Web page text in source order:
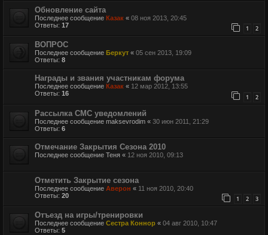
Обновление сайта
Последнее сообщение Казак « 08 ноя 2013, 20:45
Ответы: 17 1 2
ВОПРОС
Последнее сообщение Беркут « 05 сен 2013, 19:09
Ответы: 8
Награды и звания участникам форума
Последнее сообщение Казак « 12 мар 2012, 13:55
Ответы: 16 1 2
Рассылка СМС уведомлений
Последнее сообщение maksevrodim « 30 июн 2011, 21:29
Ответы: 6
Отмечание Закрытия Сезона 2010
Последнее сообщение Теня « 12 ноя 2010, 09:13
Отметить Закрытие сезона
Последнее сообщение Аверон « 11 ноя 2010, 20:40
Ответы: 20 1 2 3
Отъезд на игры/тренировки
Последнее сообщение Сестра Коннор « 04 авг 2010, 10:47
Ответы: 5